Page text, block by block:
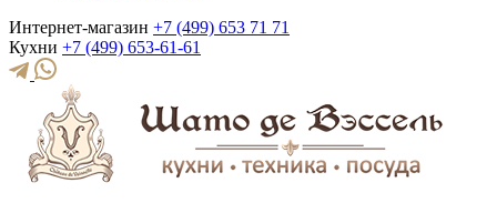
Интернет-магазин +7 (499) 653 71 71
Кухни +7 (499) 653-61-61